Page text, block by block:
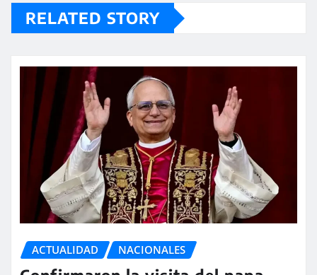
RELATED STORY
ACTUALIDAD NACIONALES